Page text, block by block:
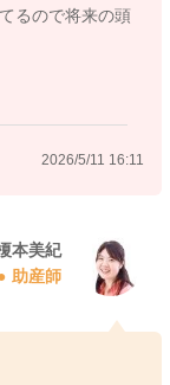
るので将来の頭
2026/5/11 16:11
本美紀
助産師